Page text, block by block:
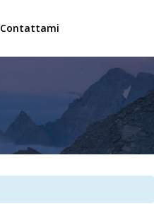
Contattami